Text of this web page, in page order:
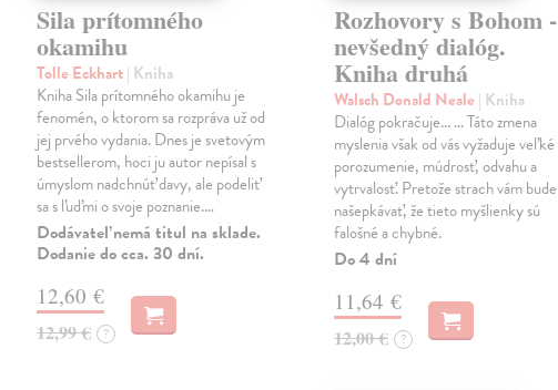
Sila prítomného
okamihu
Tolle Eckhart| Kniha
Kniha Sila prítomného okamihu je
fenomén, o ktorom sa rozpráva už od
jej prvého vydania. Dnes je svetovým
bestsellerom, hoci ju autor nepísal s
úmyslom nadchnúť davy, ale podeliť
sa s ľuďmi o svoje poznanie.…
Dodávateľ nemá titul na sklade.
Dodanie do cca. 30 dní.
12,60 €
12,99 € ?
Rozhovory s Bohom -
nevšedný dialóg.
Kniha druhá
Walsch Donald Neale | Kniha
Dialóg pokračuje... ... Táto zmena
myslenia však od vás vyžaduje veľké
porozumenie, múdrosť, odvahu a
vytrvalosť. Pretože strach vám bude
našepkávať, že tieto myšlienky sú
falošné a chybné.
Do 4 dní
11,64 €
12,00 € ?